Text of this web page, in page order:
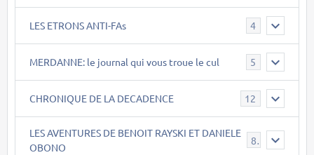
LES ETRONS ANTI-FAs 4
MERDANNE: le journal qui vous troue le cul 5
CHRONIQUE DE LA DECADENCE 12
LES AVENTURES DE BENOIT RAYSKI ET DANIELE
OBONO
8